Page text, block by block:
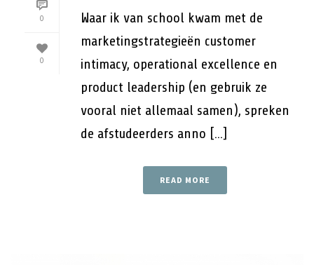
0
0
Waar ik van school kwam met de
marketingstrategieën customer
intimacy, operational excellence en
product leadership (en gebruik ze
vooral niet allemaal samen), spreken
de afstudeerders anno [...]
READ MORE